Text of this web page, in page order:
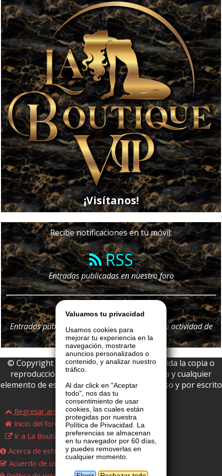
¡Visítanos!
Recibe notificaciones en tu móvil:
RSS
Entradas publicadas en nuestro foro
Telegram
Entradas publicadas en nuestro foro y
la actividad de
nuestro portal
© Copyright 2026 La Boutique VIP • Prohibida la copia o
reproducción parcial o total de esta página y cualquier
elemento de este website sin permiso expreso y por escrito
de La Boutique VIP.
Regresar arriba
Inicio del foro
Ir a La Boutique VIP
Acerca de este foro
Acuerdo de uso
Valuamos tu privacidad
Usamos cookies para
mejorar tu experiencia en la
navegación, mostrarte
anuncios personalizados o
contenido, y analizar nuestro
tráfico.
Al dar click en "Aceptar
todo", nos das tu
consentimiento de usar
cookies, las cuales están
protegidas por nuestra
Política de Privacidad. La
preferencias se almacenan
en tu navegador por 60 días,
y puedes removerlas en
cualquier momento.